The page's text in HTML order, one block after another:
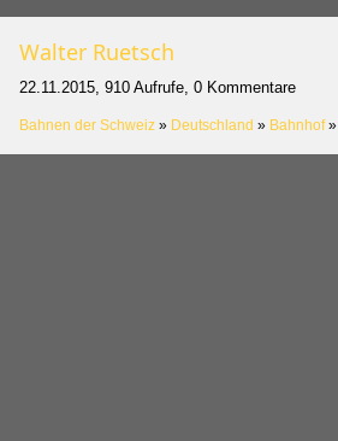
Walter Ruetsch
22.11.2015, 910 Aufrufe, 0 Kommentare
Bahnen der Schweiz » Deutschland » Bahnhof»